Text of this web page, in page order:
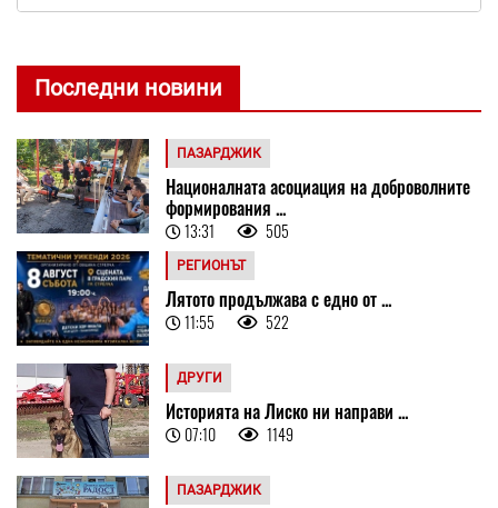
Последни новини
ПАЗАРДЖИК
Националната асоциация на доброволните
формирования ...
13:31 505
РЕГИОНЪТ
Лятото продължава с едно от ...
11:55 522
ДРУГИ
Историята на Лиско ни направи ...
07:10 1149
ПАЗАРДЖИК